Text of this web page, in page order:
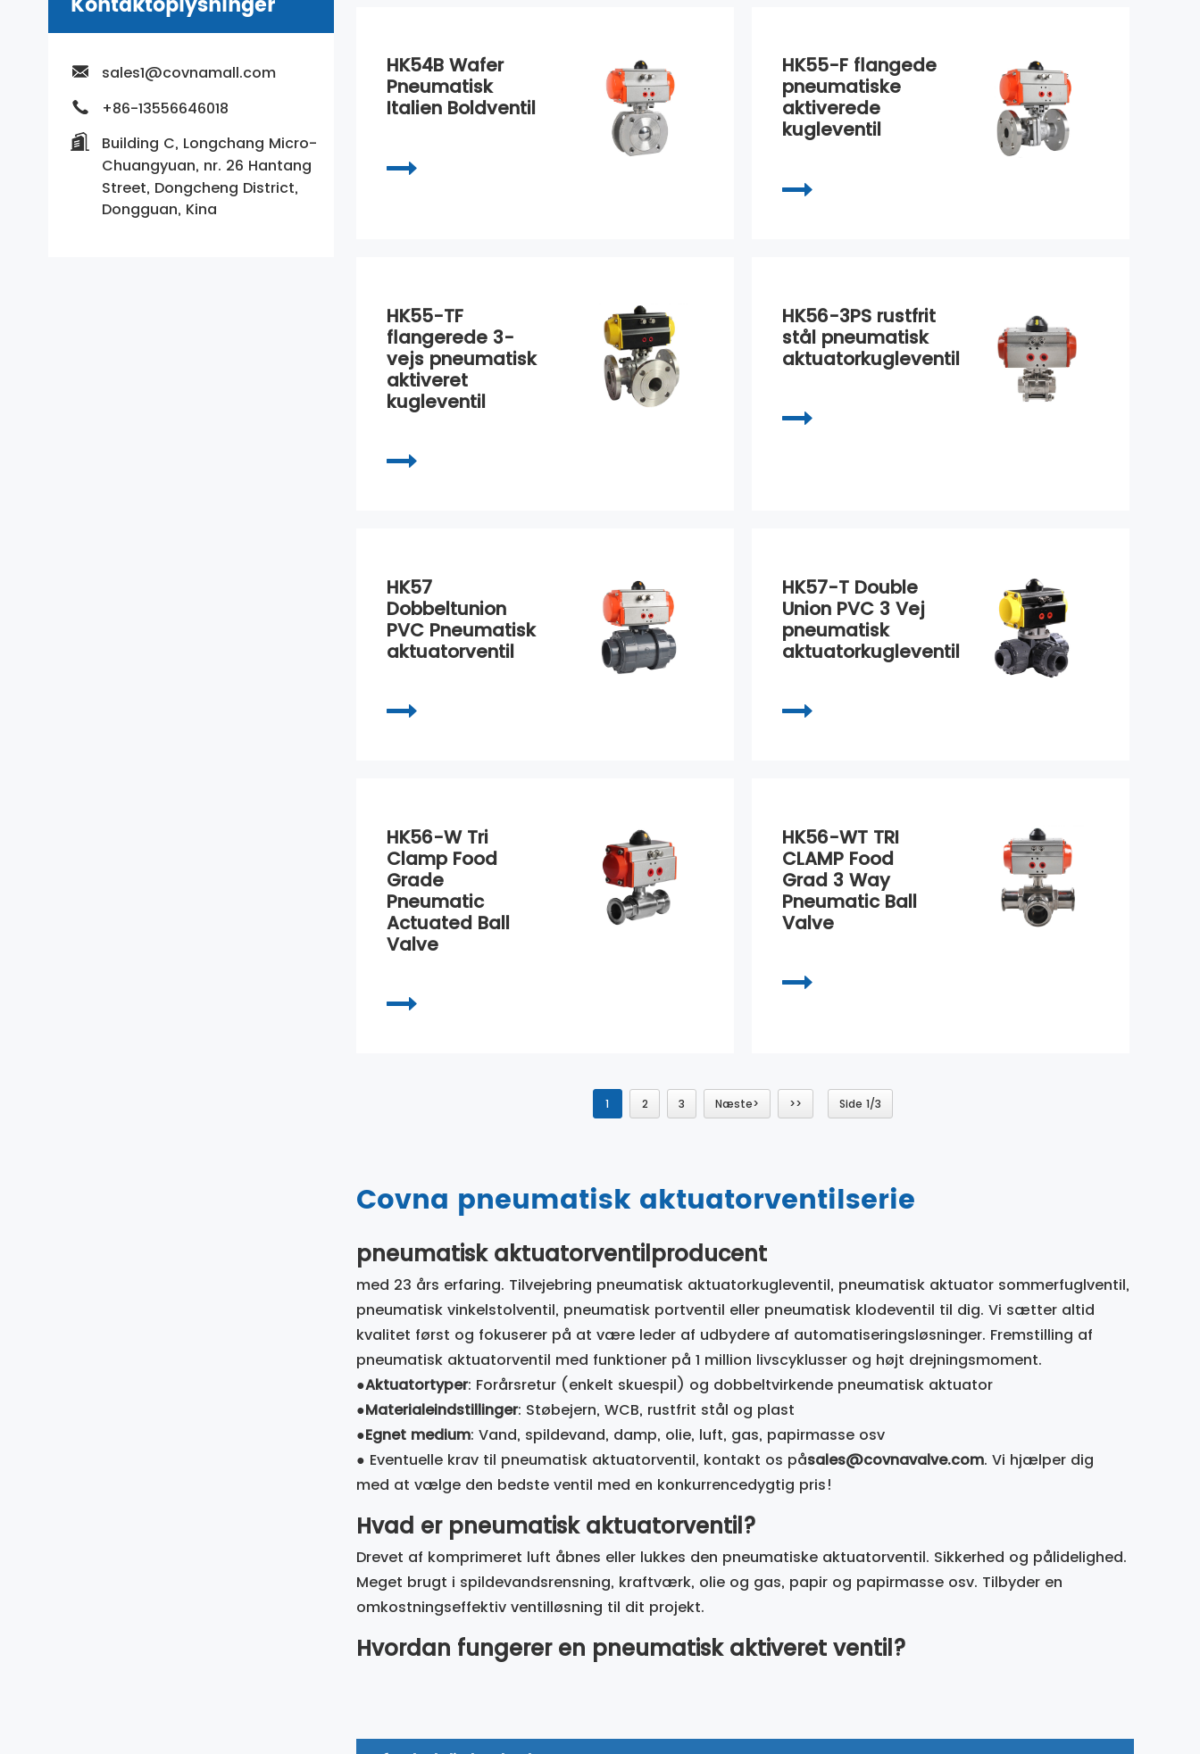
sales1@covnamall.com
+86-13556646018
Building C, Longchang Micro-
Chuangyuan, nr. 26 Hantang
Street, Dongcheng District,
Dongguan, Kina
HK54B Wafer
Pneumatisk
Italien Boldventil
HK55-F flangede
pneumatiske
aktiverede
kugleventil
HK55-TF
flangerede 3-
vejs pneumatisk
aktiveret
kugleventil
HK56-3PS rustfrit
stål pneumatisk
aktuatorkugleventil
HK57
Dobbeltunion
PVC Pneumatisk
aktuatorventil
HK57-T Double
Union PVC 3 Vej
pneumatisk
aktuatorkugleventil
HK56-W Tri
Clamp Food
Grade
Pneumatic
Actuated Ball
Valve
HK56-WT TRI
CLAMP Food
Grad 3 Way
Pneumatic Ball
Valve
1 2 3 Næste> >> Side 1/3
Covna pneumatisk aktuatorventilserie
pneumatisk aktuatorventilproducent
med 23 års erfaring. Tilvejebring pneumatisk aktuatorkugleventil, pneumatisk aktuator sommerfuglventil,
pneumatisk vinkelstolventil, pneumatisk portventil eller pneumatisk klodeventil til dig. Vi sætter altid
kvalitet først og fokuserer på at være leder af udbydere af automatiseringsløsninger. Fremstilling af
pneumatisk aktuatorventil med funktioner på 1 million livscyklusser og højt drejningsmoment.
●Aktuatortyper: Forårsretur (enkelt skuespil) og dobbeltvirkende pneumatisk aktuator
●Materialeindstillinger: Støbejern, WCB, rustfrit stål og plast
●Egnet medium: Vand, spildevand, damp, olie, luft, gas, papirmasse osv
● Eventuelle krav til pneumatisk aktuatorventil, kontakt os påsales@covnavalve.com. Vi hjælper dig
med at vælge den bedste ventil med en konkurrencedygtig pris!
Hvad er pneumatisk aktuatorventil?
Drevet af komprimeret luft åbnes eller lukkes den pneumatiske aktuatorventil. Sikkerhed og pålidelighed.
Meget brugt i spildevandsrensning, kraftværk, olie og gas, papir og papirmasse osv. Tilbyder en
omkostningseffektiv ventilløsning til dit projekt.
Hvordan fungerer en pneumatisk aktiveret ventil?